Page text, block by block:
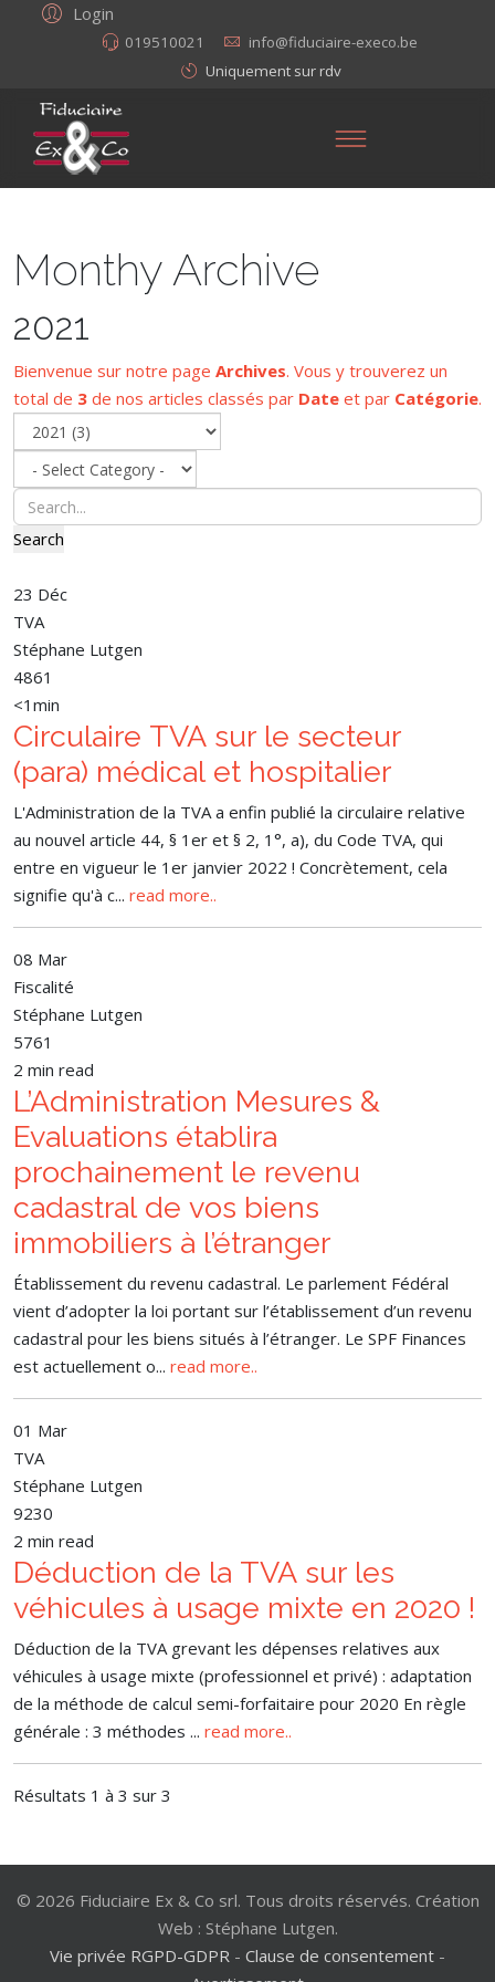
Login
019510021
info@fiduciaire-execo.be
Uniquement sur rdv
Monthy Archive
2021
Bienvenue sur notre page Archives. Vous y trouverez un
total de 3 de nos articles classés par Date et par Catégorie.
Search
23 Déc
TVA
Stéphane Lutgen
4861
<1min
Circulaire TVA sur le secteur
(para) médical et hospitalier
L'Administration de la TVA a enfin publié la circulaire relative
au nouvel article 44, § 1er et § 2, 1°, a), du Code TVA, qui
entre en vigueur le 1er janvier 2022 ! Concrètement, cela
signifie qu'à c... read more..
08 Mar
Fiscalité
Stéphane Lutgen
5761
2 min read
L’Administration Mesures &
Evaluations établira
prochainement le revenu
cadastral de vos biens
immobiliers à l’étranger
Établissement du revenu cadastral. Le parlement Fédéral
vient d’adopter la loi portant sur l’établissement d’un revenu
cadastral pour les biens situés à l’étranger. Le SPF Finances
est actuellement o... read more..
01 Mar
TVA
Stéphane Lutgen
9230
2 min read
Déduction de la TVA sur les
véhicules à usage mixte en 2020 !
Déduction de la TVA grevant les dépenses relatives aux
véhicules à usage mixte (professionnel et privé) : adaptation
de la méthode de calcul semi-forfaitaire pour 2020 En règle
générale : 3 méthodes ... read more..
Résultats 1 à 3 sur 3
© 2026 Fiduciaire Ex & Co srl. Tous droits réservés. Création
Web : Stéphane Lutgen.
Vie privée RGPD-GDPR - Clause de consentement -